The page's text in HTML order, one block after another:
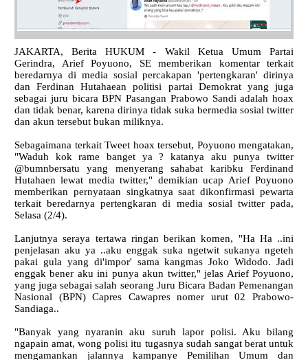
JAKARTA, Berita HUKUM - Wakil Ketua Umum Partai
Gerindra, Arief Poyuono, SE memberikan komentar terkait
beredarnya di media sosial percakapan 'pertengkaran' dirinya
dan Ferdinan Hutahaean politisi partai Demokrat yang juga
sebagai juru bicara BPN Pasangan Prabowo Sandi adalah hoax
dan tidak benar, karena dirinya tidak suka bermedia sosial twitter
dan akun tersebut bukan miliknya.
Sebagaimana terkait Tweet hoax tersebut, Poyuono mengatakan,
"Waduh kok rame banget ya ? katanya aku punya twitter
@bumnbersatu yang menyerang sahabat karibku Ferdinand
Hutahaen lewat media twitter," demikian ucap Arief Poyuono
memberikan pernyataan singkatnya saat dikonfirmasi pewarta
terkait beredarnya pertengkaran di media sosial twitter pada,
Selasa (2/4).
Lanjutnya seraya tertawa ringan berikan komen, "Ha Ha ..ini
penjelasan aku ya ..aku enggak suka ngetwit sukanya ngeteh
pakai gula yang di'impor' sama kangmas Joko Widodo. Jadi
enggak bener aku ini punya akun twitter," jelas Arief Poyuono,
yang juga sebagai salah seorang Juru Bicara Badan Pemenangan
Nasional (BPN) Capres Cawapres nomer urut 02 Prabowo-
Sandiaga..
"Banyak yang nyaranin aku suruh lapor polisi. Aku bilang
ngapain amat, wong polisi itu tugasnya sudah sangat berat untuk
mengamankan jalannya kampanye Pemilihan Umum dan